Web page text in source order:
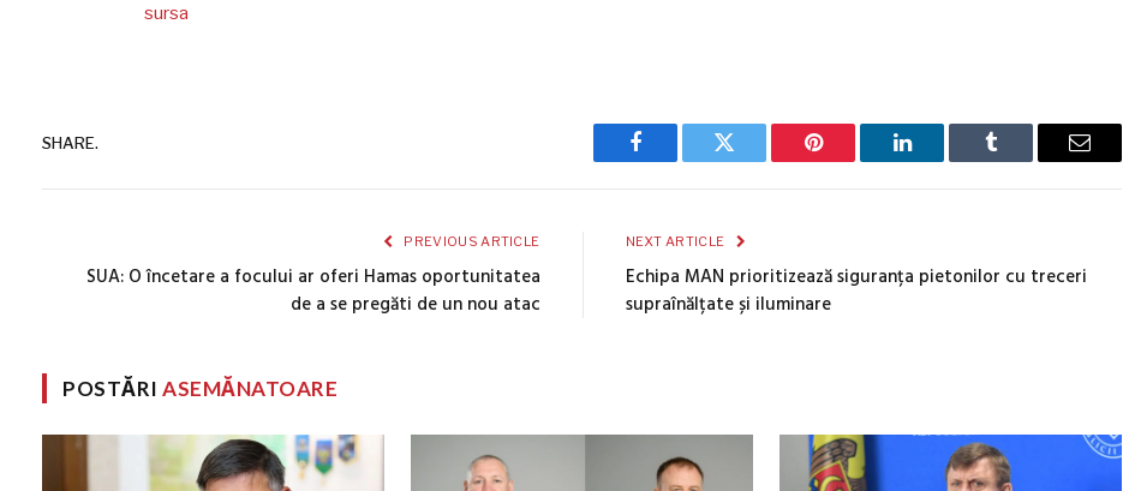
sursa
SHARE.
Facebook Twitter Pinterest LinkedIn Tumblr Email
PREVIOUS ARTICLE
SUA: O încetare a focului ar oferi Hamas oportunitatea
de a se pregăti de un nou atac
NEXT ARTICLE
Echipa MAN prioritizează siguranța pietonilor cu treceri
supraînălțate și iluminare
POSTĂRIASEMĂNATOARE